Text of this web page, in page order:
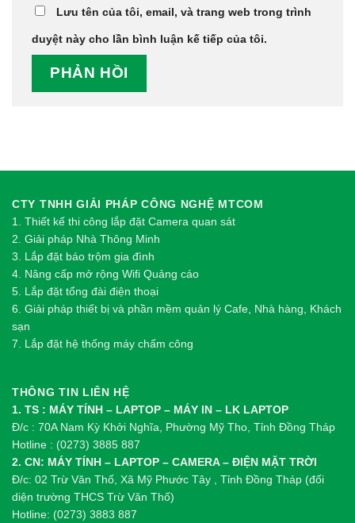
Lưu tên của tôi, email, và trang web trong trình
duyệt này cho lần bình luận kế tiếp của tôi.
CTY TNHH GIẢI PHÁP CÔNG NGHỆ MTCOM
1. Thiết kế thi công lắp đặt Camera quan sát
2. Giải pháp Nhà Thông Minh
3. Lắp đặt báo trộm gia đình
4. Nâng cấp mở rộng Wifi Quảng cáo
5. Lắp đặt tổng đài điện thoại
6. Giải pháp thiết bị và phần mềm quản lý Cafe, Nhà hàng, Khách
sạn
7. Lắp đặt hệ thống máy chấm công
THÔNG TIN LIÊN HỆ
1. TS : MÁY TÍNH – LAPTOP – MÁY IN – LK LAPTOP
Đ/c : 70A Nam Kỳ Khởi Nghĩa, Phường Mỹ Tho, Tỉnh Đồng Tháp
Hotline : (0273) 3885 887
2. CN: MÁY TÍNH – LAPTOP – CAMERA – ĐIỆN MẶT TRỜI
Đ/c: 02 Trừ Văn Thố, Xã Mỹ Phước Tây , Tỉnh Đồng Tháp (đối
diện trường THCS Trừ Văn Thố)
Hotline: (0273) 3883 887